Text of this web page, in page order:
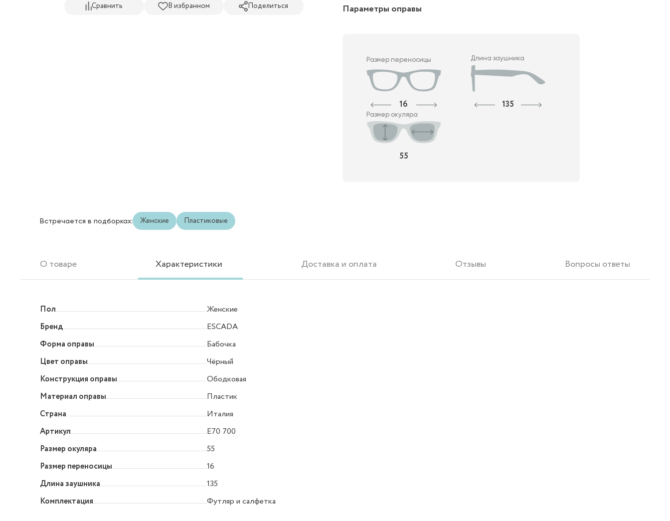
Сравнить В избранном Поделиться Параметры оправы
Размер переносицы
16
Длина заушника
135
Размер окуляра
55
Встречается в подборках: Женские Пластиковые
О товаре Характеристики Доставка и оплата Отзывы Вопросы ответы
Пол
Женские
Бренд
ESCADA
Форма оправы
Бабочка
Цвет оправы
Чёрный
Конструкция оправы
Ободковая
Материал оправы
Пластик
Страна
Италия
Артикул
E70 700
Размер окуляра
55
Размер переносицы
16
Длина заушника
135
Комплектация
Футляр и салфетка